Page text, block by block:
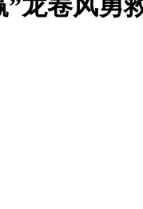
龙卷风勇